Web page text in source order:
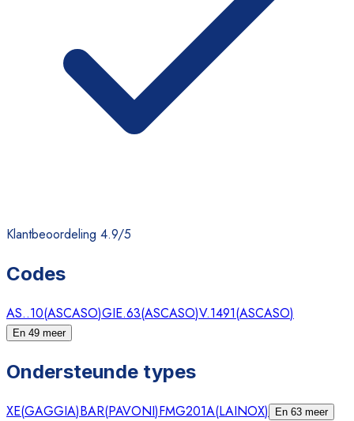
Klantbeoordeling 4.9/5
Codes
AS..10(ASCASO)GIE.63(ASCASO)V.1491(ASCASO)
En 49 meer
Ondersteunde types
XE(GAGGIA)BAR(PAVONI)FMG201A(LAINOX) En 63 meer